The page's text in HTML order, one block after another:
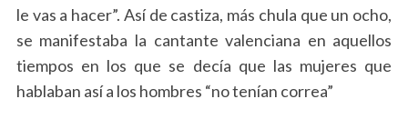
le vas a hacer”. Así de castiza, más chula que un ocho,
se manifestaba la cantante valenciana en aquellos
tiempos en los que se decía que las mujeres que
hablaban así a los hombres “no tenían correa”